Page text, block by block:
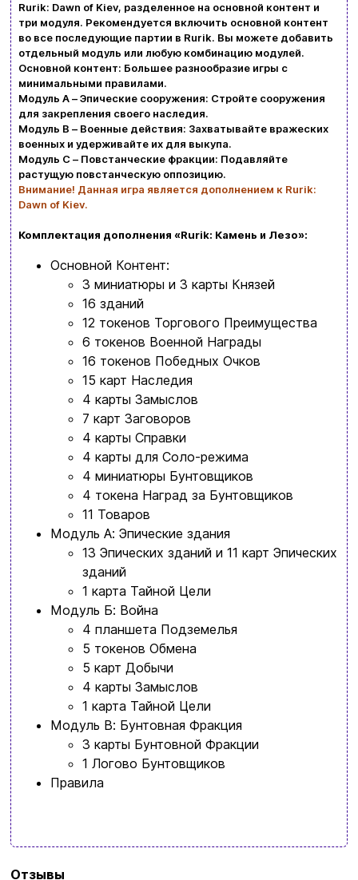
Rurik: Dawn of Kiev, разделенное на основной контент и
три модуля. Рекомендуется включить основной контент
во все последующие партии в Rurik. Вы можете добавить
отдельный модуль или любую комбинацию модулей.
Основной контент: Большее разнообразие игры с
минимальными правилами.
Модуль A – Эпические сооружения: Стройте сооружения
для закрепления своего наследия.
Модуль B – Военные действия: Захватывайте вражеских
военных и удерживайте их для выкупа.
Модуль C – Повстанческие фракции: Подавляйте
растущую повстанческую оппозицию.
Внимание! Данная игра является дополнением к Rurik:
Dawn of Kiev.
Комплектация дополнения «Rurik: Камень и Лезо»:
Основной Контент:
3 миниатюры и 3 карты Князей
16 зданий
12 токенов Торгового Преимущества
6 токенов Военной Награды
16 токенов Победных Очков
15 карт Наследия
4 карты Замыслов
7 карт Заговоров
4 карты Справки
4 карты для Соло-режима
4 миниатюры Бунтовщиков
4 токена Наград за Бунтовщиков
11 Товаров
Модуль A: Эпические здания
13 Эпических зданий и 11 карт Эпических
зданий
1 карта Тайной Цели
Модуль Б: Война
4 планшета Подземелья
5 токенов Обмена
5 карт Добычи
4 карты Замыслов
1 карта Тайной Цели
Модуль В: Бунтовная Фракция
3 карты Бунтовной Фракции
1 Логово Бунтовщиков
Правила
Отзывы
Ввойти Регистрация
Бренды
Доставка и оплата
Новости и статьи
Политика конфиденциальности
Контакты
+380996393746
+380634324164
Заказать звонок
kubix.boardgames@gmail.com
Язык сайта:
UAㅤ RU
Ваша корзина сейчас пуста
Просмотрите ассортимент нашего магазина и
вы обязательно найдете что-нибудь
интересное